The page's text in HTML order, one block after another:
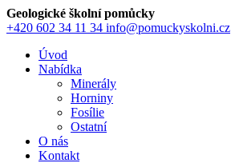
Geologické školní pomůcky
+420 602 34 11 34 info@pomuckyskolni.cz
Úvod
Nabídka
Minerály
Horniny
Fosílie
Ostatní
O nás
Kontakt